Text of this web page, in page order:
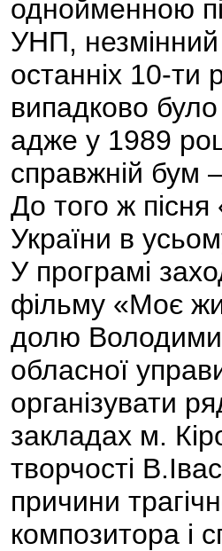
однойменною
УНП, незмінний
останніх 10-
випадково
адже у 1989
справжній бум
До того ж
України в
У програмі
фільму «Моє
долю
обласної
організувати
закладах м.
творчості
причини
композитора і